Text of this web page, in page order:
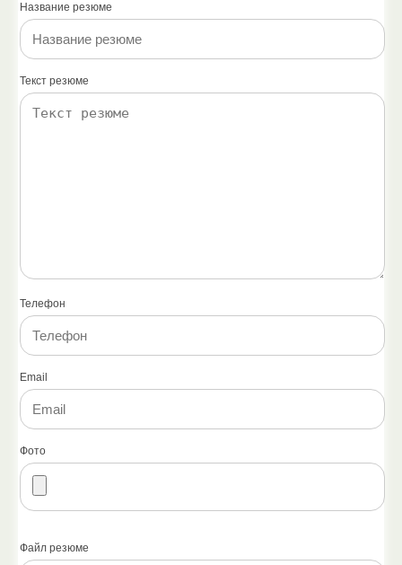
Название резюме
Текст резюме
Телефон
Email
Фото
Файл резюме